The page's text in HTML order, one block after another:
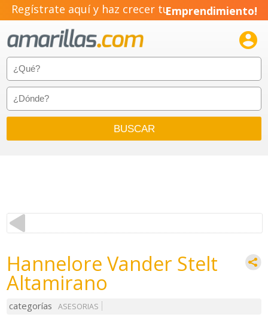
Regístrate aquí y haz crecer tuEmprendimiento!

Hannelore Vander Stelt
Altamirano
categorías ASESORIAS